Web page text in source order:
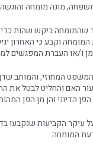
מונה מומחה
שהמומחה ביקש שהות
וקבע כי האחרון
ו/או העברת המפגשים
המחוזי, והמותב
האם והחליט לבטל את
הדיוני והן מן הפן
עיקר הקביעות שנקבעו
המומחה.